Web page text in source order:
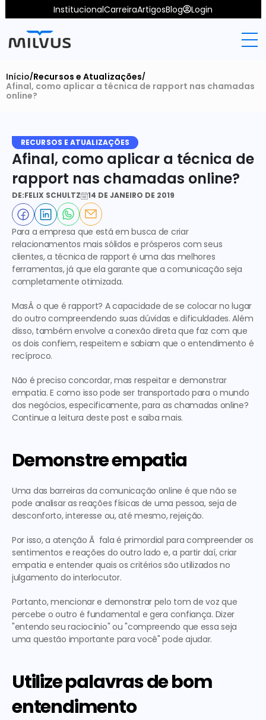
InstitucionalCarreiraArtigosBlog Login
Início/Recursos e Atualizações/
Afinal, como aplicar a técnica de rapport nas chamadas
online?
RECURSOS E ATUALIZAÇÕES
Afinal, como aplicar a técnica de
rapport nas chamadas online?
DE:FELIX SCHULTZ 14 DE JANEIRO DE 2019
Para a empresa que está em busca de criar
relacionamentos mais sólidos e prósperos com seus
clientes, a técnica de rapport é uma das melhores
ferramentas, já que ela garante que a comunicação seja
completamente otimizada.
MasÂ o que é rapport? A capacidade de se colocar no lugar
do outro compreendendo suas dúvidas e dificuldades. Além
disso, também envolve a conexão direta que faz com que
os dois confiem, respeitem e sabiam que o entendimento é
recíproco.
Não é preciso concordar, mas respeitar e demonstrar
empatia. E como isso pode ser transportado para o mundo
dos negócios, especificamente, para as chamadas online?
Continue a leitura deste post e saiba mais.
Demonstre empatia
Uma das barreiras da comunicação online é que não se
pode analisar as reações físicas de uma pessoa, seja de
desconforto, interesse ou, até mesmo, rejeição.
Por isso, a atenção Ã  fala é primordial para compreender os
sentimentos e reações do outro lado e, a partir daí, criar
empatia e entender quais os critérios são utilizados no
julgamento do interlocutor.
Portanto, mencionar e demonstrar pelo tom de voz que
percebe o outro é fundamental e gera confiança. Dizer
"entendo seu raciocínio" ou "compreendo que essa seja
uma questão importante para você" pode ajudar.
Utilize palavras de bom
entendimento